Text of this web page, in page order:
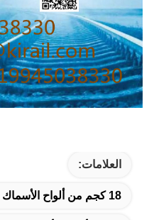
العلامات:
18 كجم من ألواح الأسماك للسكك الحديدية